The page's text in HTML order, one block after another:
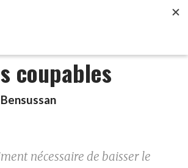
coupables
nécessaire de baisser le